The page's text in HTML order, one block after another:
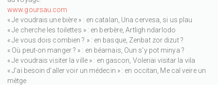
www.goursau.com
« Je voudrais une bière » : en catalan, Una cervesa, si us plau
« Je cherche les toilettes » : en berbère, Artligh ndarlodo
« Je vous dois combien ? » : en basque, Zenbat zor dizut ?
« Où peut-on manger ? » : en béarnais, Oun s'y pot minya ?
« Je voudrais visiter la ville » : en gascon, Voleriai visitar la vila
« J'ai besoin d'aller voir un médecin » : en occitan, Me cal veire un
mètge